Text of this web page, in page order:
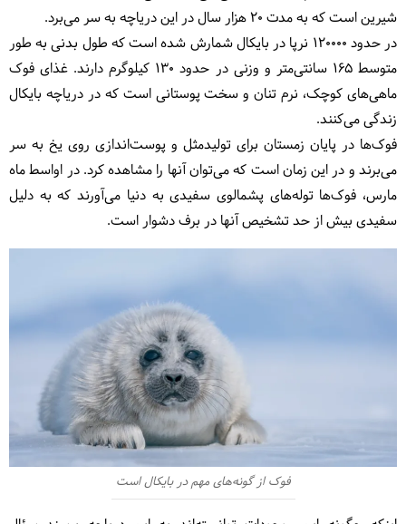
شیرین است که به مدت ۲۰ هزار سال در این دریاچه به سر می‌برد.
در حدود 120000 نرپا در بایکال شمارش شده است که طول بدنی به طور
متوسط ۱۶۵ سانتی‌متر و وزنی در حدود ۱۳۰ کیلوگرم دارند. غذای فوک
ماهی‌های کوچک، نرم تنان و سخت پوستانی است که در دریاچه بایکال
زندگی می‌کنند.
فوک‌ها در پایان زمستان برای تولیدمثل و پوست‌اندازی روی یخ به سر
می‌برند و در این زمان است که می‌توان آنها را مشاهده کرد. در اواسط ماه
مارس، فوک‌ها توله‌های پشمالوی سفیدی به دنیا می‌آورند که به دلیل
سفیدی بیش از حد تشخیص آنها در برف دشوار است.
فوک از گونه‌های مهم در بایکال است